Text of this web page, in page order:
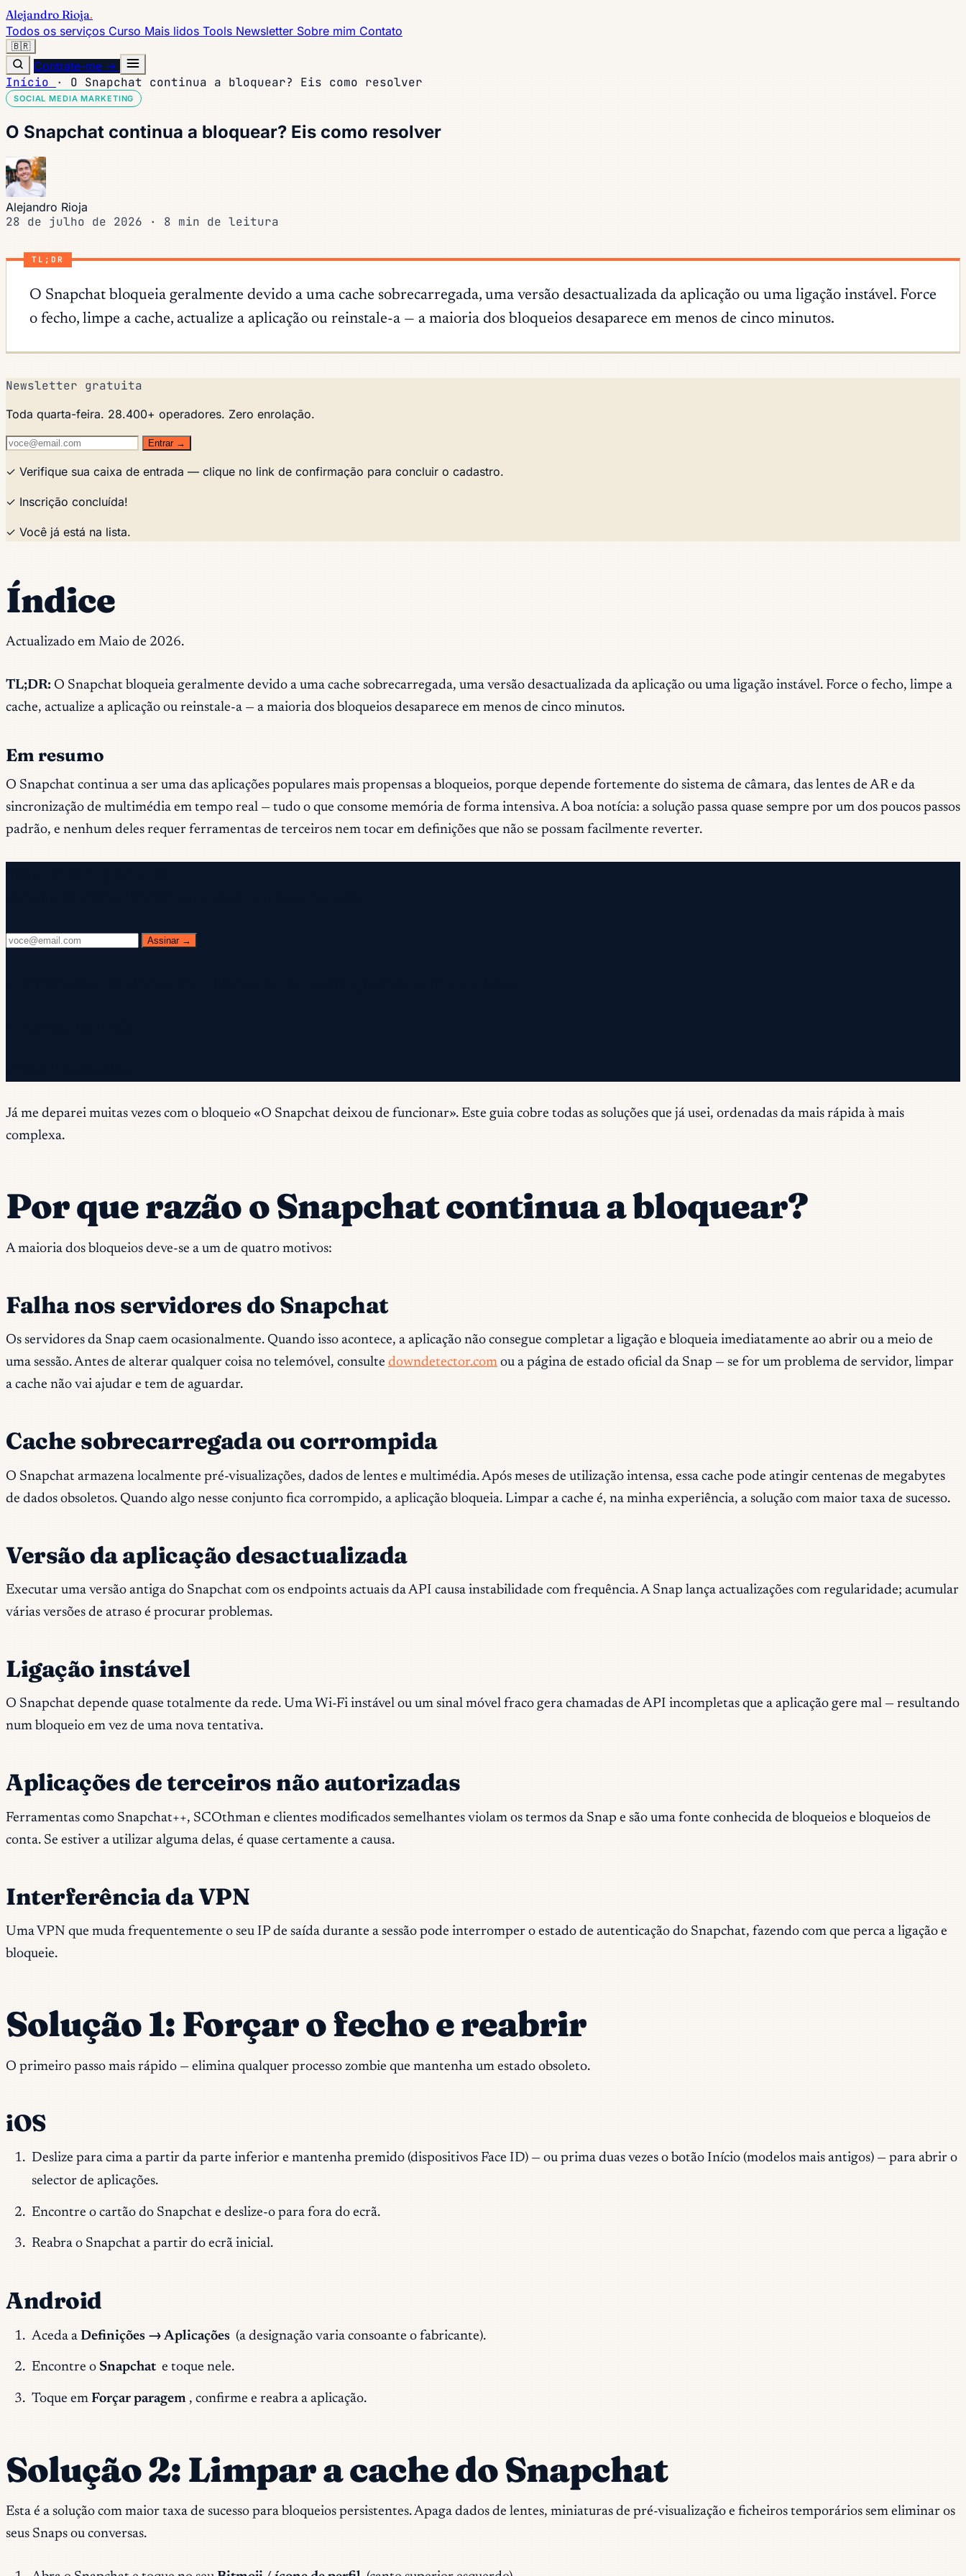
Alejandro Rioja.
Todos os serviços Curso Mais lidos Tools Newsletter Sobre mim Contato
🇧🇷
Contrate-me →
Início · O Snapchat continua a bloquear? Eis como resolver
SOCIAL MEDIA MARKETING
O Snapchat continua a bloquear? Eis como resolver
Alejandro Rioja
28 de julho de 2026 · 8 min de leitura
TL;DR
O Snapchat bloqueia geralmente devido a uma cache sobrecarregada, uma versão desactualizada da aplicação ou uma ligação instável. Force
o fecho, limpe a cache, actualize a aplicação ou reinstale-a — a maioria dos bloqueios desaparece em menos de cinco minutos.
Newsletter gratuita
Toda quarta-feira. 28.400+ operadores. Zero enrolação.
Entrar →
✓ Verifique sua caixa de entrada — clique no link de confirmação para concluir o cadastro.
✓ Inscrição concluída!
✓ Você já está na lista.
Índice
Actualizado em Maio de 2026.
TL;DR: O Snapchat bloqueia geralmente devido a uma cache sobrecarregada, uma versão desactualizada da aplicação ou uma ligação instável. Force o fecho, limpe a
cache, actualize a aplicação ou reinstale-a — a maioria dos bloqueios desaparece em menos de cinco minutos.
Em resumo
O Snapchat continua a ser uma das aplicações populares mais propensas a bloqueios, porque depende fortemente do sistema de câmara, das lentes de AR e da
sincronização de multimédia em tempo real — tudo o que consome memória de forma intensiva. A boa notícia: a solução passa quase sempre por um dos poucos passos
padrão, e nenhum deles requer ferramentas de terceiros nem tocar em definições que não se possam facilmente reverter.
Assinar →
Já me deparei muitas vezes com o bloqueio «O Snapchat deixou de funcionar». Este guia cobre todas as soluções que já usei, ordenadas da mais rápida à mais
complexa.
Por que razão o Snapchat continua a bloquear?
A maioria dos bloqueios deve-se a um de quatro motivos:
Falha nos servidores do Snapchat
Os servidores da Snap caem ocasionalmente. Quando isso acontece, a aplicação não consegue completar a ligação e bloqueia imediatamente ao abrir ou a meio de
uma sessão. Antes de alterar qualquer coisa no telemóvel, consulte downdetector.com ou a página de estado oficial da Snap — se for um problema de servidor, limpar
a cache não vai ajudar e tem de aguardar.
Cache sobrecarregada ou corrompida
O Snapchat armazena localmente pré-visualizações, dados de lentes e multimédia. Após meses de utilização intensa, essa cache pode atingir centenas de megabytes
de dados obsoletos. Quando algo nesse conjunto fica corrompido, a aplicação bloqueia. Limpar a cache é, na minha experiência, a solução com maior taxa de sucesso.
Versão da aplicação desactualizada
Executar uma versão antiga do Snapchat com os endpoints actuais da API causa instabilidade com frequência. A Snap lança actualizações com regularidade; acumular
várias versões de atraso é procurar problemas.
Ligação instável
O Snapchat depende quase totalmente da rede. Uma Wi-Fi instável ou um sinal móvel fraco gera chamadas de API incompletas que a aplicação gere mal — resultando
num bloqueio em vez de uma nova tentativa.
Aplicações de terceiros não autorizadas
Ferramentas como Snapchat++, SCOthman e clientes modificados semelhantes violam os termos da Snap e são uma fonte conhecida de bloqueios e bloqueios de
conta. Se estiver a utilizar alguma delas, é quase certamente a causa.
Interferência da VPN
Uma VPN que muda frequentemente o seu IP de saída durante a sessão pode interromper o estado de autenticação do Snapchat, fazendo com que perca a ligação e
bloqueie.
Solução 1: Forçar o fecho e reabrir
O primeiro passo mais rápido — elimina qualquer processo zombie que mantenha um estado obsoleto.
iOS
Deslize para cima a partir da parte inferior e mantenha premido (dispositivos Face ID) — ou prima duas vezes o botão Início (modelos mais antigos) — para abrir o
selector de aplicações.
Encontre o cartão do Snapchat e deslize-o para fora do ecrã.
Reabra o Snapchat a partir do ecrã inicial.
Android
Aceda a Definições → Aplicações (a designação varia consoante o fabricante).
Encontre o Snapchat e toque nele.
Toque em Forçar paragem , confirme e reabra a aplicação.
Solução 2: Limpar a cache do Snapchat
Esta é a solução com maior taxa de sucesso para bloqueios persistentes. Apaga dados de lentes, miniaturas de pré-visualização e ficheiros temporários sem eliminar os
seus Snaps ou conversas.